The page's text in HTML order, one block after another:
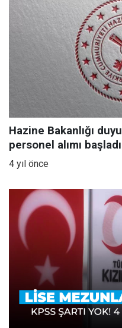
Hazine Bakanlığı
personel alımı başladı
4 yıl önce